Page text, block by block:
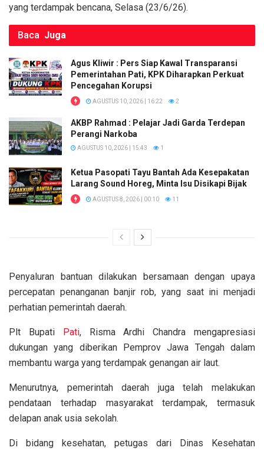
yang terdampak bencana, Selasa (23/6/26).
Baca Juga
Agus Kliwir : Pers Siap Kawal Transparansi
Pemerintahan Pati, KPK Diharapkan Perkuat
Pencegahan Korupsi
AGUSTUS 10, 2026 | 16:22 2
AKBP Rahmad : Pelajar Jadi Garda Terdepan
Perangi Narkoba
AGUSTUS 10, 2026 | 15:43 1
Ketua Pasopati Tayu Bantah Ada Kesepakatan
Larang Sound Horeg, Minta Isu Disikapi Bijak
AGUSTUS 8, 2026 | 00:10 11
Penyaluran bantuan dilakukan bersamaan dengan upaya
percepatan penanganan banjir rob, yang saat ini menjadi
perhatian pemerintah daerah.
Plt Bupati Pati, Risma Ardhi Chandra mengapresiasi
dukungan yang diberikan Pemprov Jawa Tengah dalam
membantu warga yang terdampak genangan air laut.
Menurutnya, pemerintah daerah juga telah melakukan
pendataan terhadap masyarakat terdampak, termasuk
delapan anak usia sekolah.
Di bidang kesehatan, petugas dari Dinas Kesehatan